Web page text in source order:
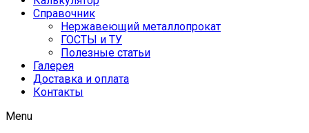
Справочник
Нержавеющий металлопрокат
ГОСТЫ и ТУ
Полезные статьи
Галерея
Доставка и оплата
Контакты
Menu